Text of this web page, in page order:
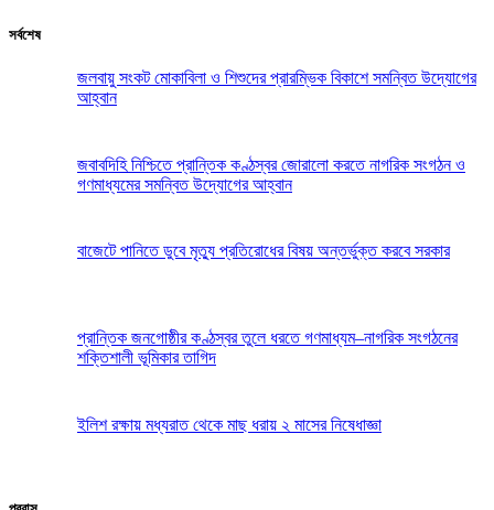
সর্বশেষ
জলবায়ু সংকট মোকাবিলা ও শিশুদের প্রারম্ভিক বিকাশে সমন্বিত উদ্যোগের
আহ্বান
জবাবদিহি নিশ্চিতে প্রান্তিক কণ্ঠস্বর জোরালো করতে নাগরিক সংগঠন ও
গণমাধ্যমের সমন্বিত উদ্যোগের আহ্বান
বাজেটে পানিতে ডুবে মৃত্যু প্রতিরোধের বিষয় অন্তর্ভুক্ত করবে সরকার
প্রান্তিক জনগোষ্ঠীর কণ্ঠস্বর তুলে ধরতে গণমাধ্যম–নাগরিক সংগঠনের
শক্তিশালী ভূমিকার তাগিদ
ইলিশ রক্ষায় মধ্যরাত থেকে মাছ ধরায় ২ মাসের নিষেধাজ্ঞা